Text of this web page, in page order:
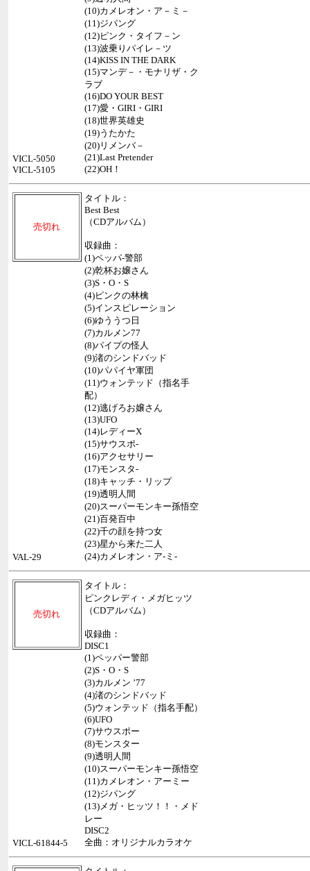
(10)カメレオン・ア－ミ－
(11)ジパング
(12)ピンク・タイフ－ン
(13)波乗りパイレ－ツ
(14)KISS IN THE DARK
(15)マンデ－・モナリザ・ク
ラブ
(16)DO YOUR BEST
(17)愛・GIRI・GIRI
(18)世界英雄史
(19)うたかた
(20)リメンバ－
(21)Last Pretender
(22)OH！
VICL-5050
VICL-5105
売切れ
タイトル：
Best Best
（CDアルバム）
収録曲：
(1)ペッパ-警部
(2)乾杯お嬢さん
(3)S・O・S
(4)ピンクの林檎
(5)インスピレーション
(6)ゆううつ日
(7)カルメン77
(8)パイプの怪人
(9)渚のシンドバッド
(10)パパイヤ軍団
(11)ウォンテッド（指名手
配）
(12)逃げろお嬢さん
(13)UFO
(14)レディーX
(15)サウスポ-
(16)アクセサリー
(17)モンスタ-
(18)キャッチ・リップ
(19)透明人間
(20)スーパーモンキー孫悟空
(21)百発百中
(22)千の顔を持つ女
(23)星から来た二人
(24)カメレオン・ア-ミ-
VAL-29
売切れ
タイトル：
ピンクレディ・メガヒッツ
（CDアルバム）
収録曲：
DISC1
(1)ペッパー警部
(2)S・O・S
(3)カルメン ’77
(4)渚のシンドバッド
(5)ウォンテッド（指名手配）
(6)UFO
(7)サウスポー
(8)モンスター
(9)透明人間
(10)スーパーモンキー孫悟空
(11)カメレオン・アーミー
(12)ジパング
(13)メガ・ヒッツ！！・メド
レー
DISC2
全曲：オリジナルカラオケ
VICL-61844-5